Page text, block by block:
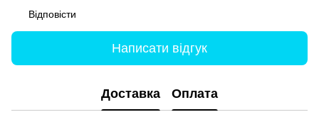
Відповісти
Написати відгук
Доставка Оплата